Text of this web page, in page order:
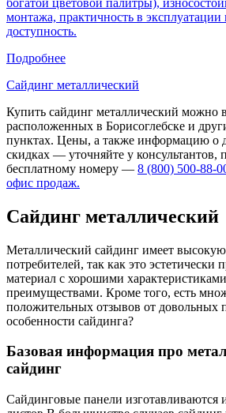
монтажа, практичность в
доступность.
Подробнее
Сайдинг металлический
Купить сайдинг металлический можно
расположенных в Борисоглебске и
пунктах. Цены, а также информацию о
скидках — уточняйте у консультантов,
бесплатному номеру — 8 (800) 500-88-
офис продаж.
Сайдинг металлический
Металлический сайдинг имеет высокую
потребителей, так как это эстетически
материал с хорошими
преимуществами. Кроме того, есть
положительных отзывов от довольных
особенности сайдинга?
Базовая информация про
сайдинг
Сайдинговые панели изготавливаются